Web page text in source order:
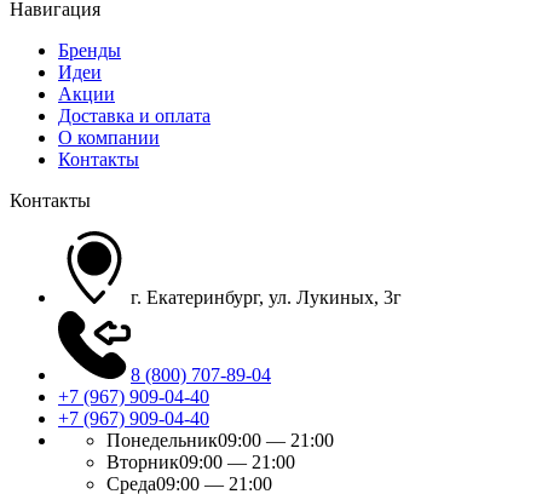
Навигация
Бренды
Идеи
Акции
Доставка и оплата
О компании
Контакты
Контакты
г. Екатеринбург, ул. Лукиных, 3г
8 (800) 707-89-04
+7 (967) 909-04-40
+7 (967) 909-04-40
Понедельник09:00 — 21:00
Вторник09:00 — 21:00
Среда09:00 — 21:00